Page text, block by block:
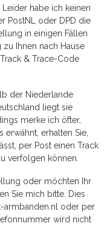
Leider habe ich keinen
PostNL oder DPD die
in einigen Fällen
Ihnen nach Hause
& Trace-Code
der Niederlande
liegt sie
merke ich öfter,
erhalten Sie,
per Post einen Track
verfolgen können.
oder möchten Ihr
Sie mich bitte. Dies
armbanden.nl oder per
wird nicht